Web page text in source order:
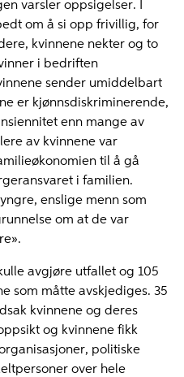
varsler oppsigelser. I
om å si opp frivillig, for
kvinnene nekter og to
i bedriften
sender umiddelbart
er kjønnsdiskriminerende,
enn mange av
av kvinnene var
til å gå
i familien.
enslige menn som
om at de var
avgjøre utfallet og 105
som måtte avskjediges. 35
kvinnene og deres
og kvinnene fikk
politiske
over hele